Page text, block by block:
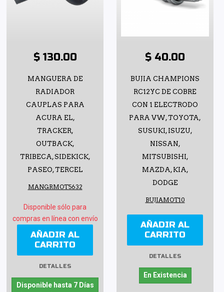
$ 130.00
MANGUERA DE
RADIADOR
CAUPLAS PARA
ACURA EL,
TRACKER,
OUTBACK,
TRIBECA, SIDEKICK,
PASEO, TERCEL
MANGRMOT5632
Disponible sólo para
compras en línea con envío
AÑADIR AL
CARRITO
DETALLES
Disponible hasta 7 Días
$ 40.00
BUJIA CHAMPIONS
RC12YC DE COBRE
CON 1 ELECTRODO
PARA VW, TOYOTA,
SUSUKI, ISUZU,
NISSAN,
MITSUBISHI,
MAZDA, KIA,
DODGE
BUJIAMOT10
AÑADIR AL
CARRITO
DETALLES
En Existencia